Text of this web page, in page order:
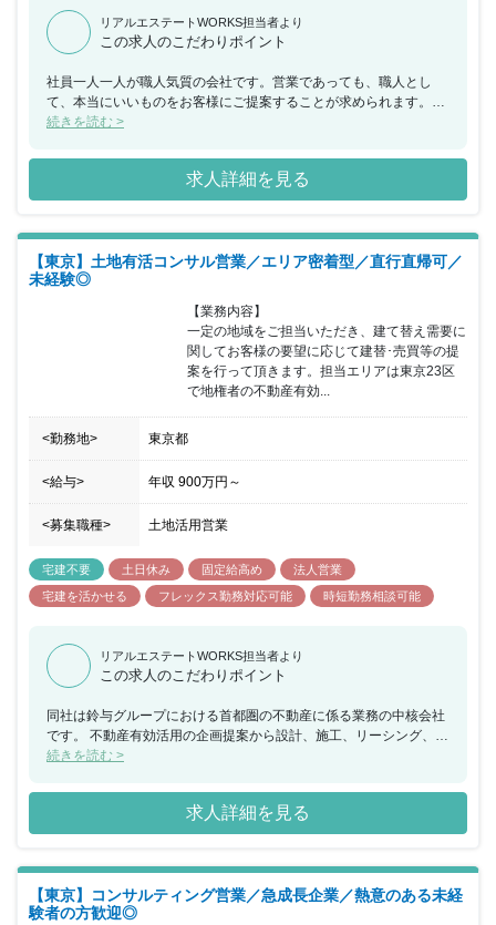
リアルエステートWORKS担当者より
この求人のこだわりポイント
社員一人一人が職人気質の会社です。営業であっても、職人とし
て、本当にいいものをお客様にご提案することが求められます。本
当にいい商品をお客様に提案したい方におすすめの求人です。
続きを読む >
求人詳細を見る
【東京】土地有活コンサル営業／エリア密着型／直行直帰可／
未経験◎
【業務内容】
一定の地域をご担当いただき、建て替え需要に
関してお客様の要望に応じて建替･売買等の提
案を行って頂きます。担当エリアは東京23区
で地権者の不動産有効...
<勤務地> 東京都
<給与> 年収 900万円 ～
<募集職種> 土地活用営業
宅建不要 土日休み 固定給高め
法人営業
宅建を活かせる
フレックス勤務対応可能 時短勤務相談可能
リアルエステートWORKS担当者より
この求人のこだわりポイント
同社は鈴与グループにおける首都圏の不動産に係る業務の中核会社
です。 不動産有効活用の企画提案から設計、施工、リーシング、ビ
ル管理までを一貫して行い、その全てに営業担当としてかかわるこ
頼を得られる仕事で、会社の成長とともに社員個人としても成長で
きる会社です。 当ポジションについて、営業エリアの地権者に対し
持続可能な不動産有効活用コンサルティングを行い、契約の締結に
した３Ｄによる事業化の提案を行います。 長期に及ぶ事業で建築で
の活用が難しいケースでは資産の買い替えや等価交換の提案を行い
提案は建築に限定されません。 所属していただく営業部は20代か
続きを読む >
求人詳細を見る
【東京】コンサルティング営業／急成長企業／熱意のある未経
験者の方歓迎◎